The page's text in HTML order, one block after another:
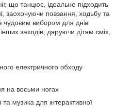
що танцює, ідеально підходить
заохочуючи повзання, ходьбу та
чудовим вибором для днів
заходів, даруючи дітям сміх,
електричного обходу
на восьми ногах
та музика для інтерактивної